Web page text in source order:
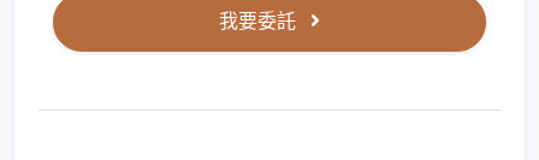
我要委託